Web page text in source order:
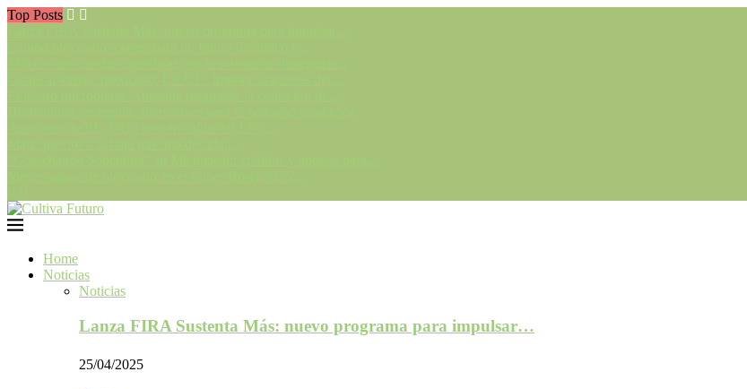
Top Posts
Home
Noticias
Noticias
Lanza FIRA Sustenta Más: nuevo programa para impulsar…
25/04/2025